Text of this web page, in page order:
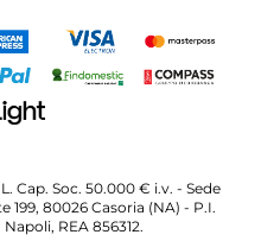
Cap. Soc. 50.000 € i.v. - Sede
80026 Casoria (NA) - P.I.
Napoli, REA 856312.